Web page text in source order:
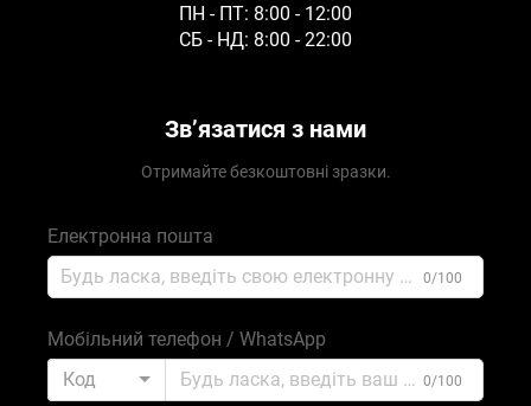
ПН - ПТ: 8:00 - 12:00
СБ - НД: 8:00 - 22:00
Зв’язатися з нами
Отримайте безкоштовні зразки.
Електронна пошта
0/100
Мобільний телефон / WhatsApp
Код
0/100